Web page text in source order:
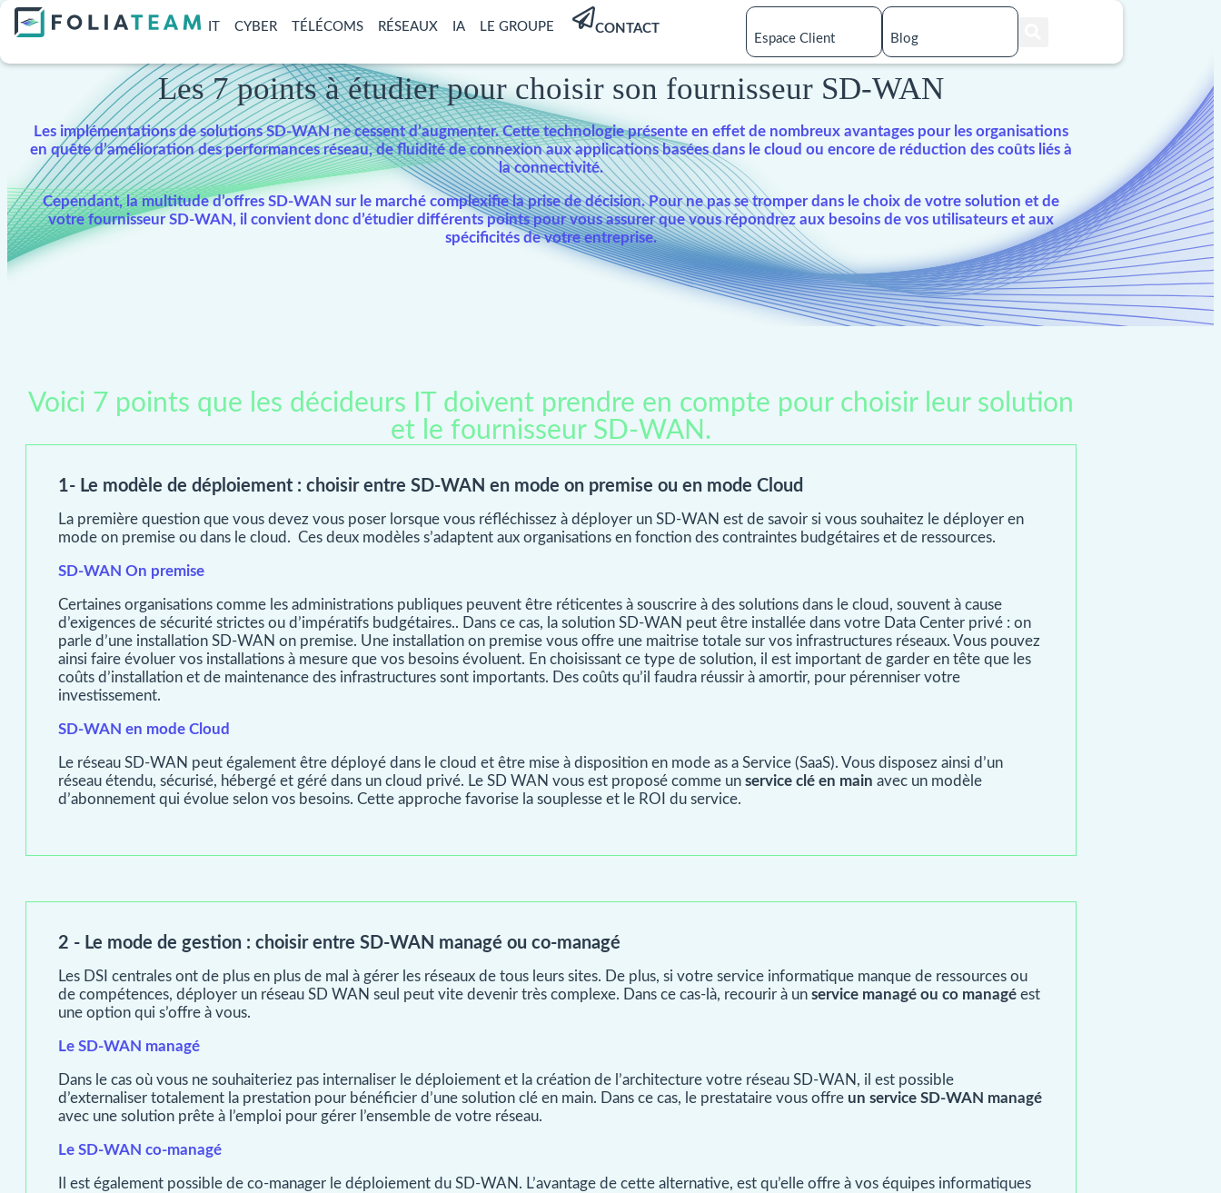
IT CYBER TÉLÉCOMS RÉSEAUX IA LE GROUPE CONTACT
Espace Client Blog
Les 7 points à étudier pour choisir son fournisseur SD-WAN
Les implémentations de solutions SD-WAN ne cessent d’augmenter. Cette technologie présente en effet de nombreux avantages pour les organisations
en quête d’amélioration des performances réseau, de fluidité de connexion aux applications basées dans le cloud ou encore de réduction des coûts liés à
la connectivité.
Cependant, la multitude d’offres SD-WAN sur le marché complexifie la prise de décision. Pour ne pas se tromper dans le choix de votre solution et de
votre fournisseur SD-WAN, il convient donc d’étudier différents points pour vous assurer que vous répondrez aux besoins de vos utilisateurs et aux
spécificités de votre entreprise.
Voici 7 points que les décideurs IT doivent prendre en compte pour choisir leur solution
et le fournisseur SD-WAN.
1- Le modèle de déploiement : choisir entre SD-WAN en mode on premise ou en mode Cloud
La première question que vous devez vous poser lorsque vous réfléchissez à déployer un SD-WAN est de savoir si vous souhaitez le déployer en
mode on premise ou dans le cloud. Ces deux modèles s’adaptent aux organisations en fonction des contraintes budgétaires et de ressources.
SD-WAN On premise
Certaines organisations comme les administrations publiques peuvent être réticentes à souscrire à des solutions dans le cloud, souvent à cause
d’exigences de sécurité strictes ou d’impératifs budgétaires.. Dans ce cas, la solution SD-WAN peut être installée dans votre Data Center privé : on
parle d’une installation SD-WAN on premise. Une installation on premise vous offre une maitrise totale sur vos infrastructures réseaux. Vous pouvez
ainsi faire évoluer vos installations à mesure que vos besoins évoluent. En choisissant ce type de solution, il est important de garder en tête que les
coûts d’installation et de maintenance des infrastructures sont importants. Des coûts qu’il faudra réussir à amortir, pour pérenniser votre
investissement.
SD-WAN en mode Cloud
Le réseau SD-WAN peut également être déployé dans le cloud et être mise à disposition en mode as a Service (SaaS). Vous disposez ainsi d’un
réseau étendu, sécurisé, hébergé et géré dans un cloud privé. Le SD WAN vous est proposé comme un service clé en main avec un modèle
d’abonnement qui évolue selon vos besoins. Cette approche favorise la souplesse et le ROI du service.
2 - Le mode de gestion : choisir entre SD-WAN managé ou co-managé
Les DSI centrales ont de plus en plus de mal à gérer les réseaux de tous leurs sites. De plus, si votre service informatique manque de ressources ou
de compétences, déployer un réseau SD WAN seul peut vite devenir très complexe. Dans ce cas-là, recourir à un service managé ou co managéest
une option qui s’offre à vous.
Le SD-WAN managé
Dans le cas où vous ne souhaiteriez pas internaliser le déploiement et la création de l’architecture votre réseau SD-WAN, il est possible
d’externaliser totalement la prestation pour bénéficier d’une solution clé en main. Dans ce cas, le prestataire vous offre un service SD-WAN managé
avec une solution prête à l’emploi pour gérer l’ensemble de votre réseau.
Le SD-WAN co-managé
Il est également possible de co-manager le déploiement du SD-WAN. L’avantage de cette alternative, est qu’elle offre à vos équipes informatiques